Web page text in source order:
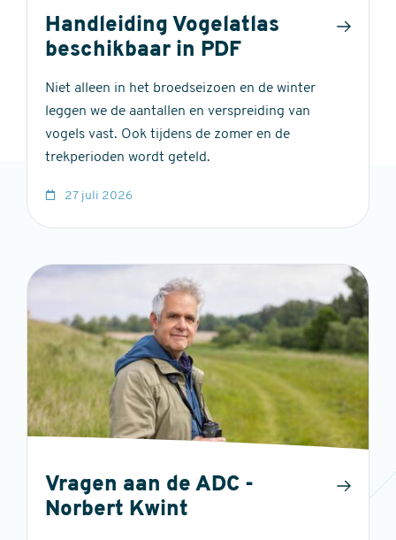
Handleiding Vogelatlas
beschikbaar in PDF
Niet alleen in het broedseizoen en de winter
leggen we de aantallen en verspreiding van
vogels vast. Ook tijdens de zomer en de
trekperioden wordt geteld.
27 juli 2026
Vragen aan de ADC -
Norbert Kwint